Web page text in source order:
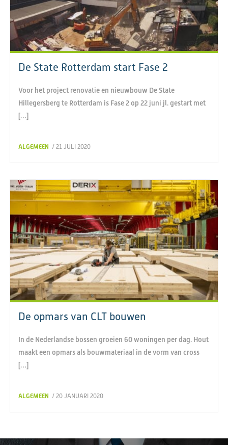
De State Rotterdam start Fase 2
Voor het project renovatie en nieuwbouw De State
Hillegersberg te Rotterdam is Fase 2 op 22 juni jl. gestart met
[…]
ALGEMEEN / 21 JULI 2020
De opmars van CLT bouwen
In de Nederlandse bossen groeien 60 woningen per dag. Hout
maakt een opmars als bouwmateriaal in de vorm van cross
[…]
ALGEMEEN / 20 JANUARI 2020